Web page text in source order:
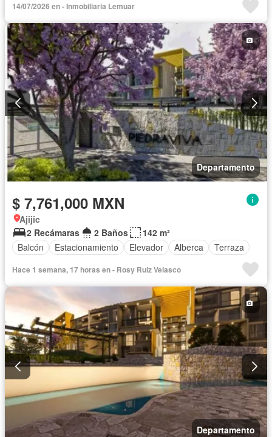
14/07/2026 en - Inmobiliaria Lemuar
Departamento
$ 7,761,000 MXN
Ajijic
2 Recámaras
2 Baños
142 m²
Balcón
Estacionamiento Elevador Alberca Terraza
Hace 1 semana, 17 horas en - Rosy Ruiz Velasco
Departamento